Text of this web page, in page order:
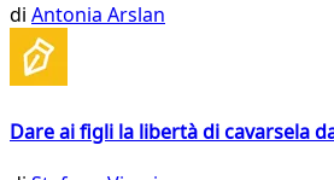
di Antonia Arslan
Dare ai figli la libertà di cavarsela